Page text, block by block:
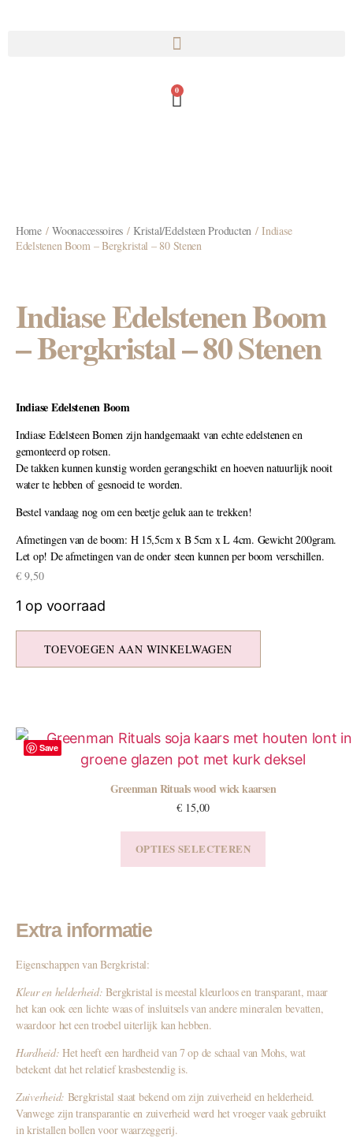
0
Home/Woonaccessoires / Kristal/Edelsteen Producten / Indiase
Edelstenen Boom – Bergkristal – 80 Stenen
Indiase Edelstenen Boom
– Bergkristal – 80 Stenen
Indiase Edelstenen Boom
Indiase Edelsteen Bomen zijn handgemaakt van echte edelstenen en
gemonteerd op rotsen.
De takken kunnen kunstig worden gerangschikt en hoeven natuurlijk nooit
water te hebben of gesnoeid te worden.
Bestel vandaag nog om een beetje geluk aan te trekken!
Afmetingen van de boom: H 15,5cm x B 5cm x L 4cm. Gewicht 200gram.
Let op! De afmetingen van de onder steen kunnen per boom verschillen.
€9,50
1 op voorraad
TOEVOEGEN AAN WINKELWAGEN
Extra informatie
Eigenschappen van Bergkristal:
Kleur en helderheid: Bergkristal is meestal kleurloos en transparant, maar
het kan ook een lichte waas of insluitsels van andere mineralen bevatten,
waardoor het een troebel uiterlijk kan hebben.
Hardheid: Het heeft een hardheid van 7 op de schaal van Mohs, wat
betekent dat het relatief krasbestendig is.
Zuiverheid: Bergkristal staat bekend om zijn zuiverheid en helderheid.
Vanwege zijn transparantie en zuiverheid werd het vroeger vaak gebruikt
in kristallen bollen voor waarzeggerij.
Save
Greenman Rituals wood wick kaarsen
€15,00
OPTIES SELECTEREN